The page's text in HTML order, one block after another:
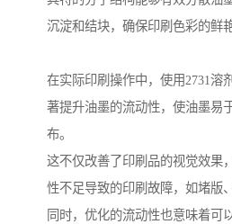
沉淀和结块，确保印刷色彩的鲜
在实际印刷操作中，使用2731溶
著提升油墨的流动性，使油墨易
布。
这不仅改善了印刷品的视觉效果
性不足导致的印刷故障，如堵版
同时，优化的流动性也意味着可